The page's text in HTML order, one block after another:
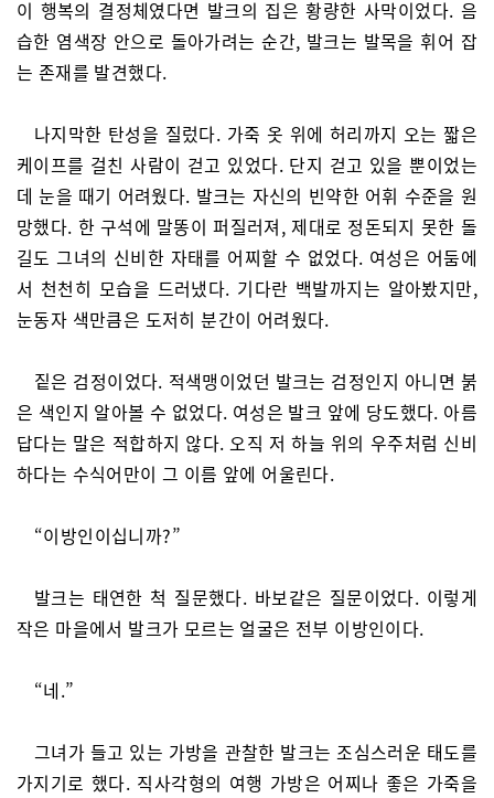
이 행복의 결정체였다면 발크의 집은 황량한 사막이었다. 음
습한 염색장 안으로 돌아가려는 순간, 발크는 발목을 휘어 잡
는 존재를 발견했다.
나지막한 탄성을 질렀다. 가죽 옷 위에 허리까지 오는 짧은
케이프를 걸친 사람이 걷고 있었다. 단지 걷고 있을 뿐이었는
데 눈을 때기 어려웠다. 발크는 자신의 빈약한 어휘 수준을 원
망했다. 한 구석에 말똥이 퍼질러져, 제대로 정돈되지 못한 돌
길도 그녀의 신비한 자태를 어찌할 수 없었다. 여성은 어둠에
서 천천히 모습을 드러냈다. 기다란 백발까지는 알아봤지만,
눈동자 색만큼은 도저히 분간이 어려웠다.
짙은 검정이었다. 적색맹이었던 발크는 검정인지 아니면 붉
은 색인지 알아볼 수 없었다. 여성은 발크 앞에 당도했다. 아름
답다는 말은 적합하지 않다. 오직 저 하늘 위의 우주처럼 신비
하다는 수식어만이 그 이름 앞에 어울린다.
“이방인이십니까?”
발크는 태연한 척 질문했다. 바보같은 질문이었다. 이렇게
작은 마을에서 발크가 모르는 얼굴은 전부 이방인이다.
“네.”
그녀가 들고 있는 가방을 관찰한 발크는 조심스러운 태도를
가지기로 했다. 직사각형의 여행 가방은 어찌나 좋은 가죽을